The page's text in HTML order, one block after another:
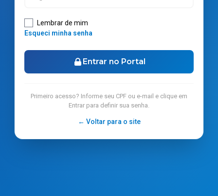
Lembrar de mim
Esqueci minha senha
Entrar no Portal
Primeiro acesso? Informe seu CPF ou e-mail e clique em
Entrar para definir sua senha.
← Voltar para o site